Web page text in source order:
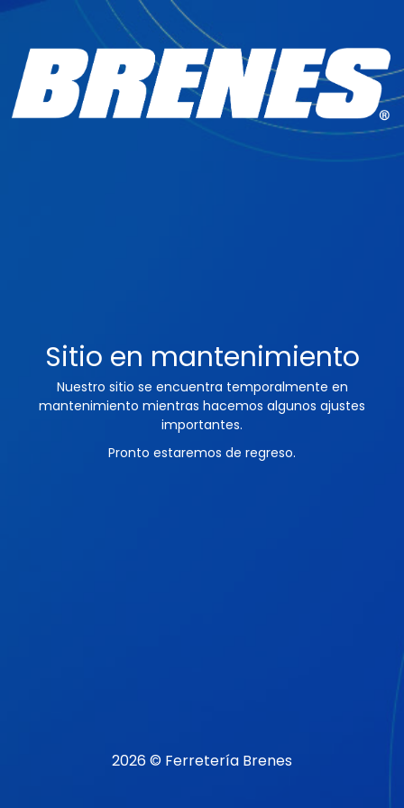
Sitio en mantenimiento
Nuestro sitio se encuentra temporalmente en
mantenimiento mientras hacemos algunos ajustes
importantes.
Pronto estaremos de regreso.
2026 © Ferretería Brenes